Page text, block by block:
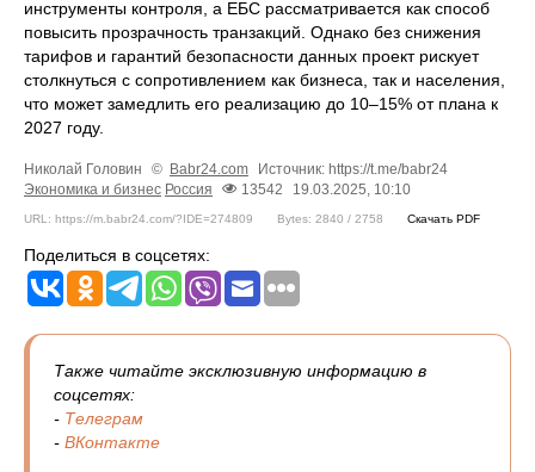
инструменты контроля, а ЕБС рассматривается как способ
повысить прозрачность транзакций. Однако без снижения
тарифов и гарантий безопасности данных проект рискует
столкнуться с сопротивлением как бизнеса, так и населения,
что может замедлить его реализацию до 10–15% от плана к
2027 году.
Николай Головин © Babr24.com
Источник: https://t.me/babr24
Экономика и бизнес Россия 13542 19.03.2025, 10:10
URL: https://m.babr24.com/?IDE=274809 Bytes: 2840 / 2758 Скачать PDF
Поделиться в соцсетях:
Также читайте эксклюзивную информацию в
соцсетях:
- Телеграм
- ВКонтакте